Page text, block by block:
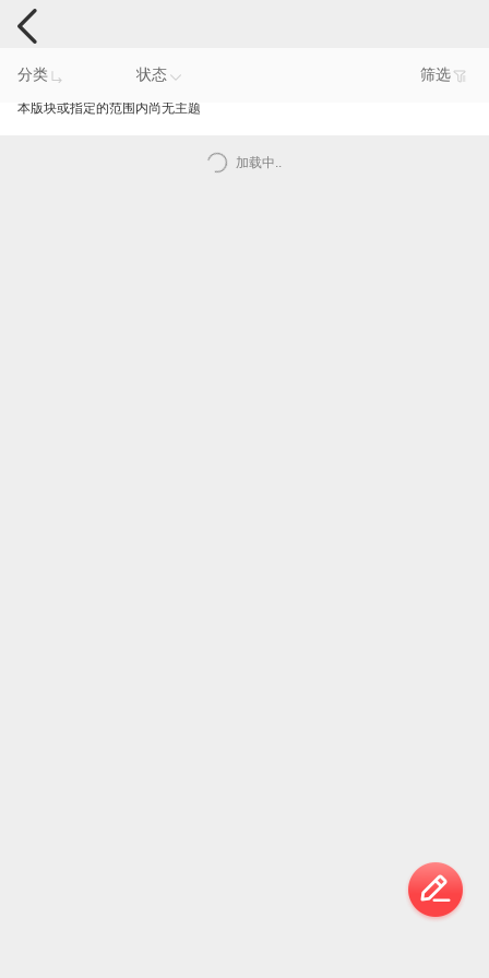
手机反馈
分类 状态 筛选
本版块或指定的范围内尚无主题
加载中..